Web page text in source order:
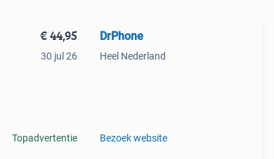
€ 44,95
30 jul 26
Topadvertentie
DrPhone
Heel Nederland
Bezoek website